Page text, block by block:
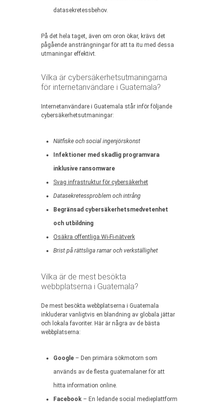
datasekretessbehov.
På det hela taget, även om oron ökar, krävs det
pågående ansträngningar för att ta itu med dessa
utmaningar effektivt.
Vilka är cybersäkerhetsutmaningarna
för internetanvändare i Guatemala?
Internetanvändare i Guatemala står inför följande
cybersäkerhetsutmaningar:
Nätfiske och social ingenjörskonst
Infektioner med skadlig programvara
inklusive ransomware
Svag infrastruktur för cybersäkerhet
Datasekretessproblem och intrång
Begränsad cybersäkerhetsmedvetenhet
och utbildning
Osäkra offentliga Wi-Fi-nätverk
Brist på rättsliga ramar och verkställighet
Vilka är de mest besökta
webbplatserna i Guatemala?
De mest besökta webbplatserna i Guatemala
inkluderar vanligtvis en blandning av globala jättar
och lokala favoriter. Här är några av de bästa
webbplatserna:
Google – Den primära sökmotorn som
används av de flesta guatemalaner för att
hitta information online.
Facebook – En ledande social medieplattform